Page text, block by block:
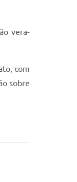
vera-
com
sobre